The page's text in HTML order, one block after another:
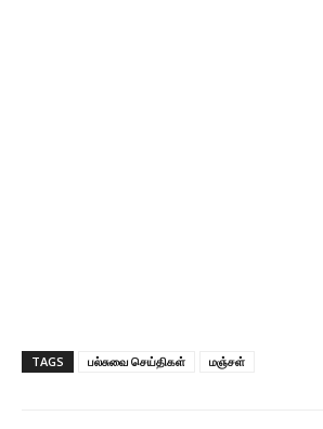
TAGS பல்சுவை செய்திகள் மஞ்சள்